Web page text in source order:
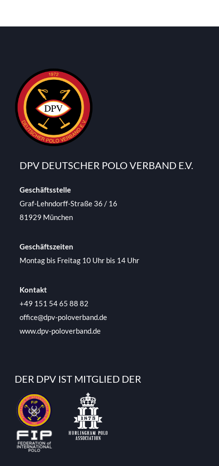
DPV DEUTSCHER POLO VERBAND E.V.
Geschäftsstelle
Graf-Lehndorff-Straße 36 / 16
81929 München
Geschäftszeiten
Montag bis Freitag 10 Uhr bis 14 Uhr
Kontakt
+49 151 54 65 88 82
office@dpv-poloverband.de
www.dpv-poloverband.de
DER DPV IST MITGLIED DER